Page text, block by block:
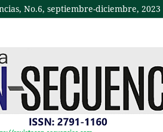
No.6, septiembre-diciembre, 2023